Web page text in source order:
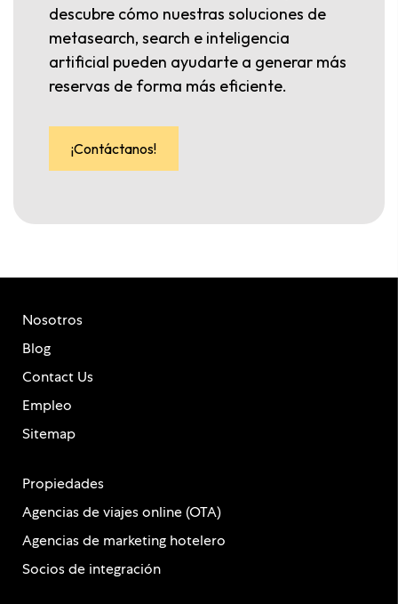
descubre cómo nuestras soluciones de
metasearch, search e inteligencia
artificial pueden ayudarte a generar más
reservas de forma más eficiente.
¡Contáctanos!
Nosotros
Blog
Contact Us
Empleo
Sitemap
Propiedades
Agencias de viajes online (OTA)
Agencias de marketing hotelero
Socios de integración